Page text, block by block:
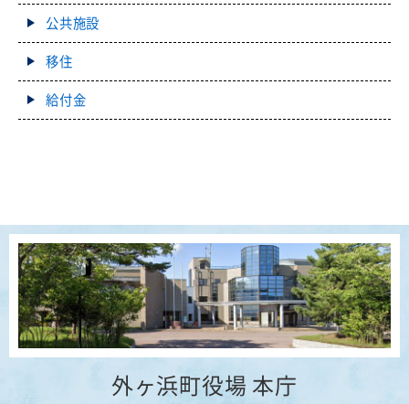
公共施設
移住
給付金
外ヶ浜町役場 本庁